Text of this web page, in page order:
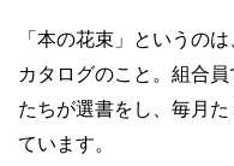
「本の花束」というの
カタログのこと。組合
たちが選書をし、毎月
ています。